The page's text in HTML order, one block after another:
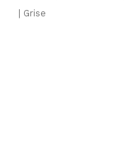
| Grise